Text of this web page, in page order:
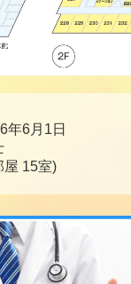
年6月1日
屋 15室)